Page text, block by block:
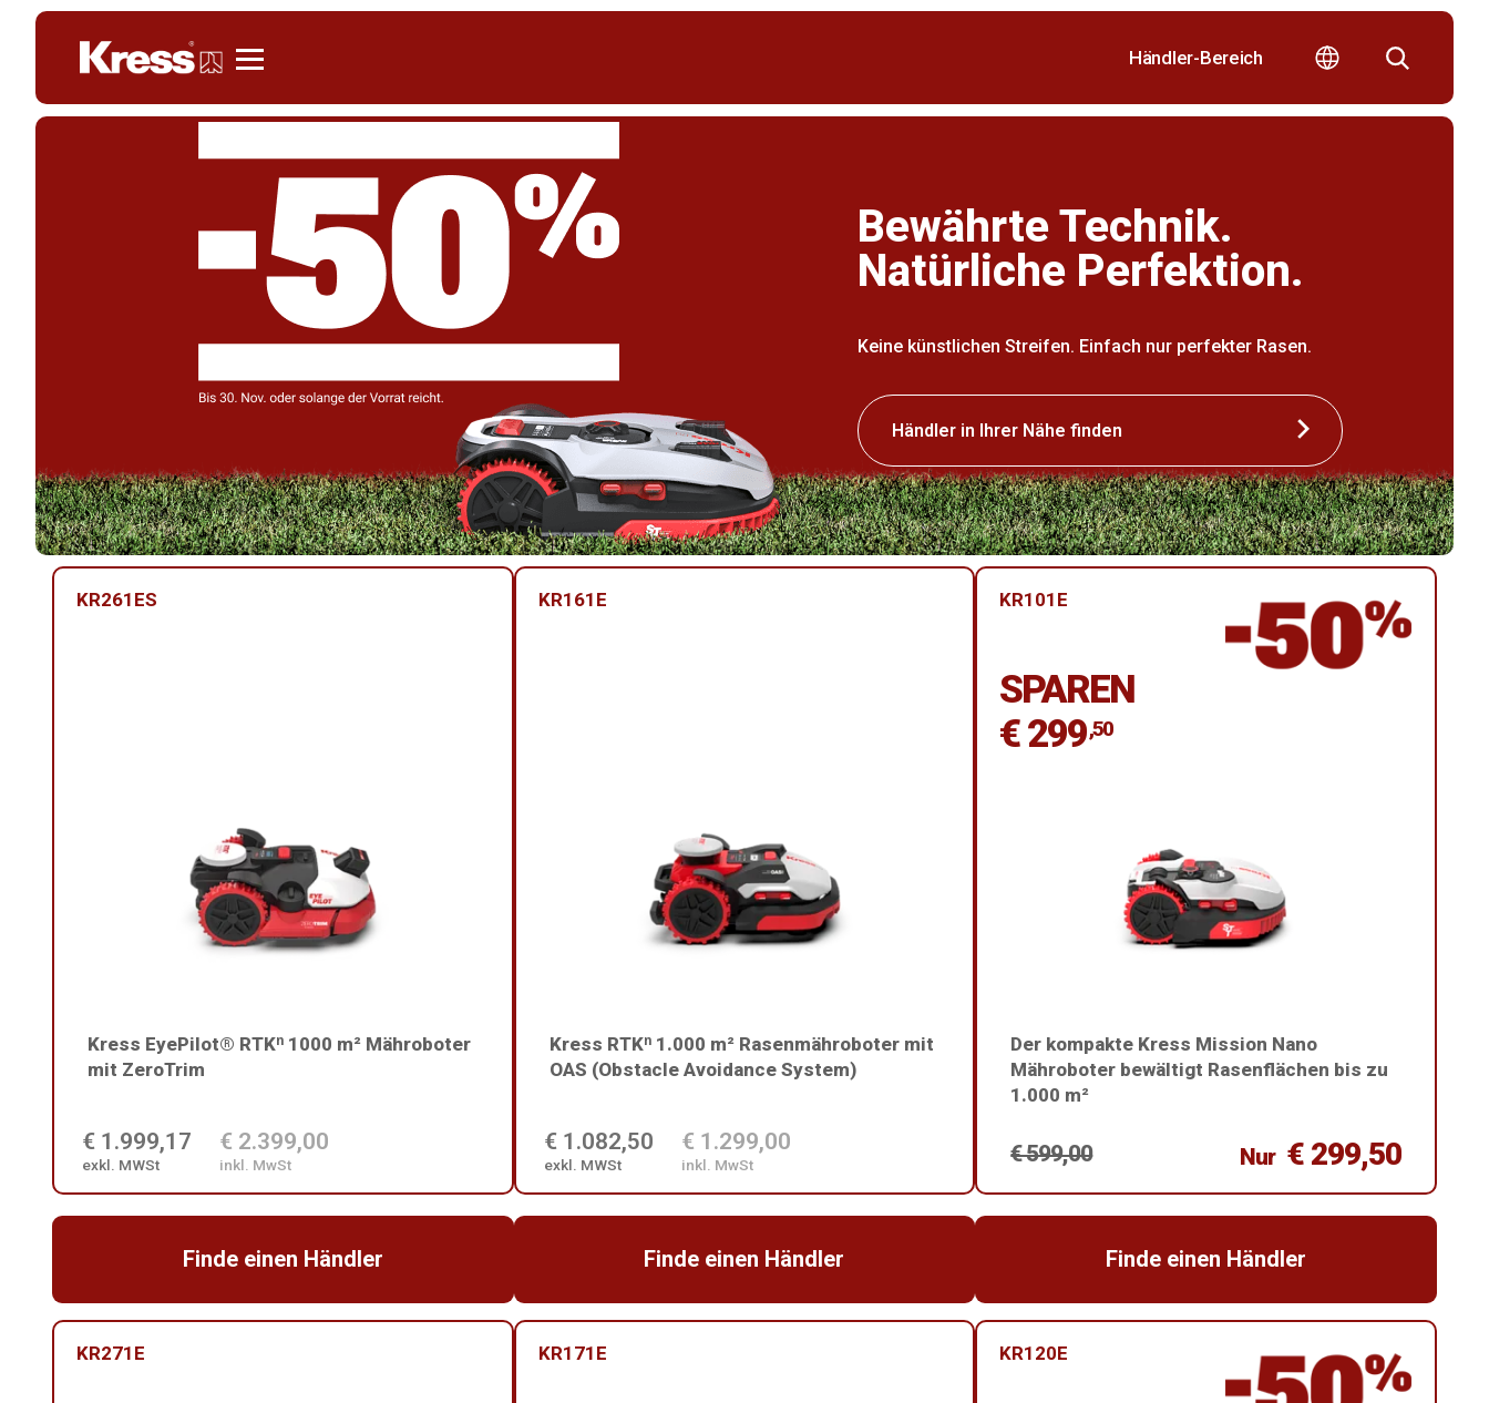
Händler-Bereich
Bewährte Technik.
Natürliche Perfektion.
Keine künstlichen Streifen. Einfach nur perfekter Rasen.
Händler in Ihrer Nähe finden
KR261ES
Kress EyePilot® RTKⁿ 1000 m² Mähroboter
mit ZeroTrim
€ 1.999,17
exkl. MWSt
€ 2.399,00
inkl. MwSt
Finde einen Händler
KR161E
Kress RTKⁿ 1.000 m² Rasenmähroboter mit
OAS (Obstacle Avoidance System)
€ 1.082,50
exkl. MWSt
€ 1.299,00
inkl. MwSt
Finde einen Händler
KR101E
SPAREN
€ 299,50
Der kompakte Kress Mission Nano
Mähroboter bewältigt Rasenflächen bis zu
1.000 m²
€ 599,00 Nur € 299,50
Finde einen Händler
KR271E KR171E KR120E